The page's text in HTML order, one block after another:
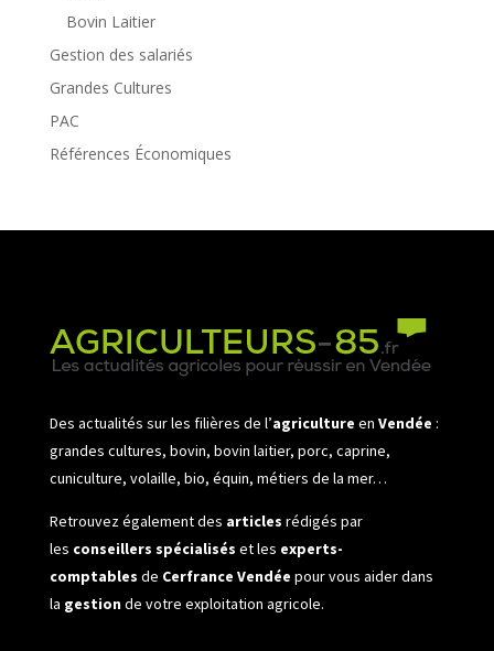
Bovin Laitier
Gestion des salariés
Grandes Cultures
PAC
Références Économiques
Des actualités sur les filières de l’agriculture en Vendée :
grandes cultures, bovin, bovin laitier, porc, caprine,
cuniculture, volaille, bio, équin, métiers de la mer…
Retrouvez également des articles rédigés par
les conseillers spécialisés et les experts-
comptables de Cerfrance Vendée pour vous aider dans
la gestionde votre exploitation agricole.